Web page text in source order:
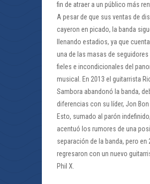
fin de atraer a un público más
A pesar de que sus ventas de
cayeron en picado, la banda
llenando estadios, ya que
una de las masas de seguidores
fieles e incondicionales del
musical. En 2013 el guitarrista
Sambora abandonó la banda,
diferencias con su líder, Jon Bon
Esto, sumado al parón indefinido,
acentuó los rumores de una
separación de la banda, pero en
regresaron con un nuevo
Phil X.